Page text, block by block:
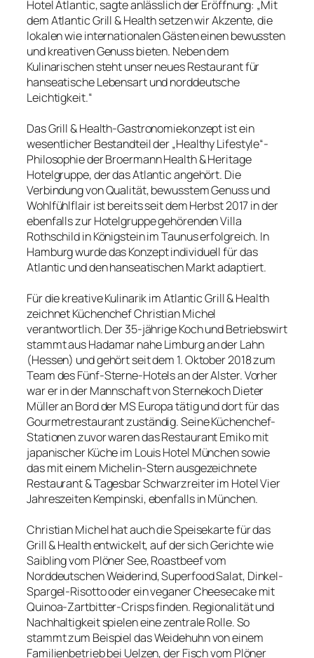
Hotel Atlantic, sagte anlässlich der Eröffnung: „Mit
dem Atlantic Grill & Health setzen wir Akzente, die
lokalen wie internationalen Gästen einen bewussten
und kreativen Genuss bieten. Neben dem
Kulinarischen steht unser neues Restaurant für
hanseatische Lebensart und norddeutsche
Leichtigkeit.“
Das Grill & Health-Gastronomiekonzept ist ein
wesentlicher Bestandteil der „Healthy Lifestyle“-
Philosophie der Broermann Health & Heritage
Hotelgruppe, der das Atlantic angehört. Die
Verbindung von Qualität, bewusstem Genuss und
Wohlfühlflair ist bereits seit dem Herbst 2017 in der
ebenfalls zur Hotelgruppe gehörenden Villa
Rothschild in Königstein im Taunus erfolgreich. In
Hamburg wurde das Konzept individuell für das
Atlantic und den hanseatischen Markt adaptiert.
Für die kreative Kulinarik im Atlantic Grill & Health
zeichnet Küchenchef Christian Michel
verantwortlich. Der 35-jährige Koch und Betriebswirt
stammt aus Hadamar nahe Limburg an der Lahn
(Hessen) und gehört seit dem 1. Oktober 2018 zum
Team des Fünf-Sterne-Hotels an der Alster. Vorher
war er in der Mannschaft von Sternekoch Dieter
Müller an Bord der MS Europa tätig und dort für das
Gourmetrestaurant zuständig. Seine Küchenchef-
Stationen zuvor waren das Restaurant Emiko mit
japanischer Küche im Louis Hotel München sowie
das mit einem Michelin-Stern ausgezeichnete
Restaurant & Tagesbar Schwarzreiter im Hotel Vier
Jahreszeiten Kempinski, ebenfalls in München.
Christian Michel hat auch die Speisekarte für das
Grill & Health entwickelt, auf der sich Gerichte wie
Saibling vom Plöner See, Roastbeef vom
Norddeutschen Weiderind, Superfood Salat, Dinkel-
Spargel-Risotto oder ein veganer Cheesecake mit
Quinoa-Zartbitter-Crisps finden. Regionalität und
Nachhaltigkeit spielen eine zentrale Rolle. So
stammt zum Beispiel das Weidehuhn von einem
Familienbetrieb bei Uelzen, der Fisch vom Plöner